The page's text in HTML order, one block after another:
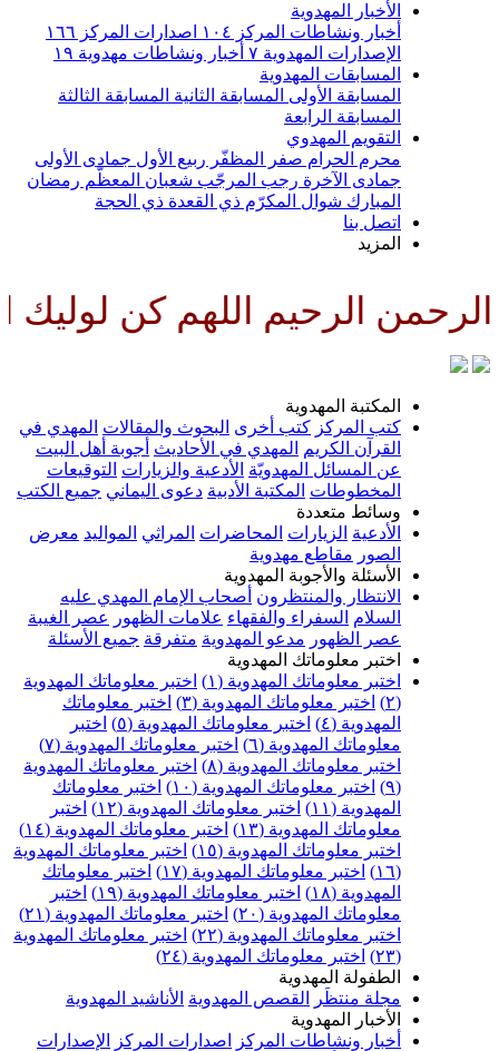
الأخبار المهدوية
أخبار ونشاطات المركز ١٠٤ اصدارات المركز ١٦٦
الإصدارات المهدوية ٧ أخبار ونشاطات مهدوية ١٩
المسابقات المهدوية
المسابقة الأولى المسابقة الثانية المسابقة الثالثة
المسابقة الرابعة
التقويم المهدوي
محرم الحرام صفر المظفّر ربيع الأول جمادى الأولى
جمادى الآخرة رجب المرجّب شعبان المعظّم رمضان
المبارك شوال المكرّم ذي القعدة ذي الحجة
اتصل بنا
المزيد
الرحيم اللهم كن لوليك
المكتبة المهدوية
كتب المركز كتب أخرى البحوث والمقالات المهدي في
القرآن الكريم
المهدي في الأحاديث أجوبة أهل البيت
عن المسائل المهدويّة الأدعية والزيارات التوقيعات
المخطوطات المكتبة الأدبية دعوى اليماني جميع الكتب
وسائط متعددة
الأدعية الزيارات المحاضرات المراثي المواليد معرض
الصور مقاطع مهدوية
الأسئلة والأجوبة المهدوية
الانتظار والمنتظرون أصحاب الإمام المهدي عليه
السلام السفراء والفقهاء علامات الظهور
عصر الغيبة
عصر الظهور مدعو المهدوية متفرقة جميع الأسئلة
اختبر معلوماتك المهدوية
اختبر معلوماتك المهدوية (١)
اختبر معلوماتك المهدوية
(٢)
اختبر معلوماتك المهدوية (٣)
اختبر معلوماتك
المهدوية (٤)
اختبر معلوماتك المهدوية (٥)
اختبر
معلوماتك المهدوية (٦)
اختبر معلوماتك المهدوية (٧)
اختبر معلوماتك المهدوية (٨)
اختبر معلوماتك المهدوية
(٩)
اختبر معلوماتك المهدوية (١٠)
اختبر معلوماتك
المهدوية (١١)
اختبر معلوماتك المهدوية (١٢)
اختبر
معلوماتك المهدوية (١٣)
اختبر معلوماتك المهدوية (١٤)
اختبر معلوماتك المهدوية (١٥)
اختبر معلوماتك المهدوية
(١٦)
اختبر معلوماتك المهدوية (١٧)
اختبر معلوماتك
المهدوية (١٨)
اختبر معلوماتك المهدوية (١٩)
اختبر
معلوماتك المهدوية (٢٠)
اختبر معلوماتك المهدوية (٢١)
اختبر معلوماتك المهدوية (٢٢)
اختبر معلوماتك المهدوية
(٢٣)
اختبر معلوماتك المهدوية (٢٤)
الطفولة المهدوية
مجلة منتظَر
القصص المهدوية الأناشيد المهدوية
الأخبار المهدوية
أخبار ونشاطات المركز
اصدارات المركز
الإصدارات